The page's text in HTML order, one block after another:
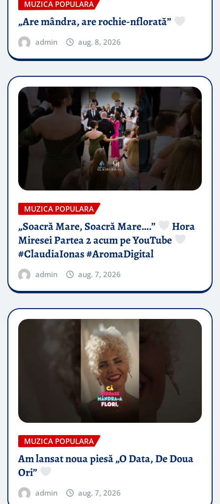
MUZICA POPULARA
„Are mândra, are rochie-nflorată”
admin aug. 8, 2026
MUZICA POPULARA
„Soacră Mare, Soacră Mare….”
Hora
Miresei Partea 2 acum pe YouTube
#ClaudiaIonas #AromaDigital
admin aug. 7, 2026
MUZICA POPULARA
Am lansat noua piesă „O Data, De Doua
Ori”
admin aug. 7, 2026